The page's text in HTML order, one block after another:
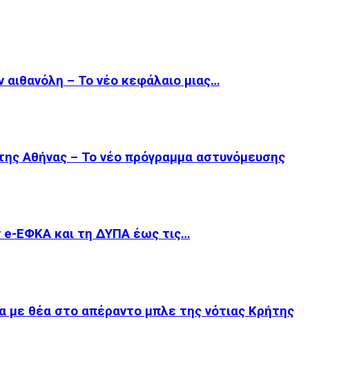
– Το νέο κεφάλαιο μιας…
Αθήνας – Το νέο πρόγραμμα αστυνόμευσης
ΕΦΚΑ και τη ΔΥΠΑ έως τις…
με θέα στο απέραντο μπλε της νότιας Κρήτης